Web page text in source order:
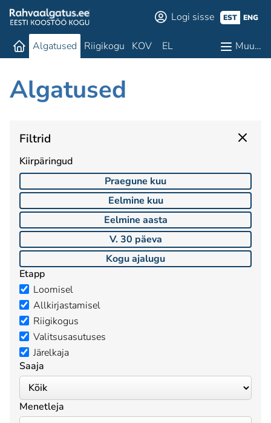
Logi sisse EST ENG
Algatused Riigikogu KOV EL Muu…
Algatused
Filtrid
Kiirpäringud
Praegune kuu
Eelmine kuu
Eelmine aasta
V. 30 päeva
Kogu ajalugu
Etapp
Loomisel
Allkirjastamisel
Riigikogus
Valitsusasutuses
Järelkaja
Saaja
Menetleja